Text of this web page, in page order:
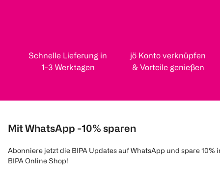
Schnelle Lieferung in
1-3 Werktagen
jö Konto verknüpfen
& Vorteile genießen
Mit WhatsApp -10% sparen
Abonniere jetzt die BIPA Updates auf WhatsApp und spare 10%
BIPA Online Shop!